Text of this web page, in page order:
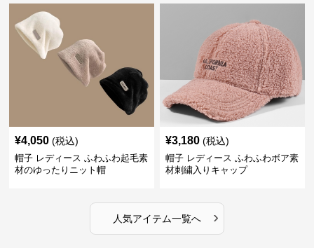
¥4,050 (税込)
帽子 レディース ふわふわ起毛素
材のゆったりニット帽
¥3,180 (税込)
帽子 レディース ふわふわボア素
材刺繍入りキャップ
人気アイテム一覧へ ›